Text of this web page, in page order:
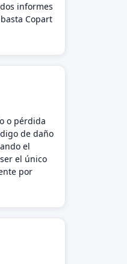
informes
Copart
o pérdida
de daño
el
el único
por